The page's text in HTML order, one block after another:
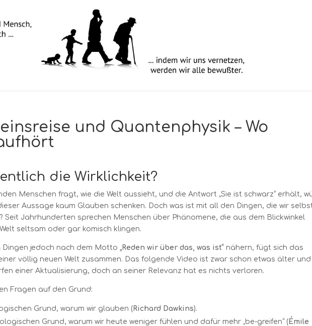
und Quantenphysik – Wo
die Wirklichkeit?
Menschen fragt, wie die Welt aussieht, und die Antwort „Sie ist schwarz“ erhält,
Aussage kaum Glauben schenken. Doch was ist mit all den Dingen, die wir
Seit Jahrhunderten sprechen Menschen über Phänomene, die aus dem Blickwinkel
seltsam oder gar komisch klingen.
Dingen jedoch nach dem Motto„Reden wir über das, was ist“ nähern, fügt sich das
völlig neuen Welt zusammen. Das folgende Video ist zwar schon etwas älter und
einer Aktualisierung, doch an seiner Relevanz hat es nichts verloren.
Fragen auf den Grund:
Grund, warum wir glauben ( Richard Dawkins).
Grund, warum wir heute weniger fühlen und dafür mehr „be-greifen“ ( Émile